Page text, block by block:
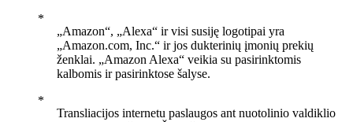
„Amazon“, „Alexa“ ir visi susiję logotipai yra
„Amazon.com, Inc.“ ir jos dukterinių įmonių prekių
ženklai. „Amazon Alexa“ veikia su pasirinktomis
kalbomis ir pasirinktose šalyse.
Transliacijos internetu paslaugos ant nuotolinio valdiklio